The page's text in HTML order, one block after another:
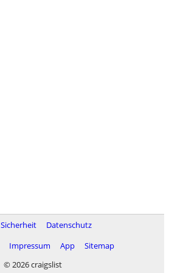
Sicherheit
Datenschutz
Impressum App
Sitemap
© 2026 craigslist